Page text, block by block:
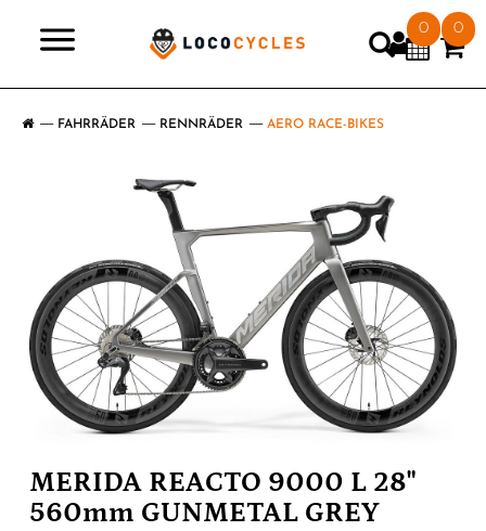
0 0
FAHRRÄDER RENNRÄDER AERO RACE-BIKES
MERIDA REACTO 9000 L 28"
560mm GUNMETAL GREY